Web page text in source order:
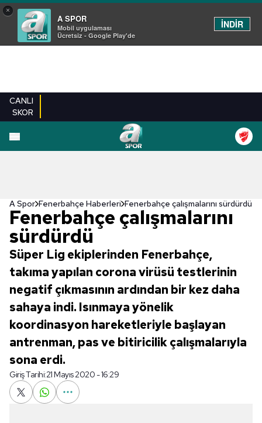
×
A SPOR
Mobil uygulaması
Ücretsiz - Google Play'de
İNDİR
CANLI
SKOR
A Spor Fenerbahçe Haberleri Fenerbahçe çalışmalarını sürdürdü
Fenerbahçe çalışmalarını
sürdürdü
Süper Lig ekiplerinden Fenerbahçe,
takıma yapılan corona virüsü testlerinin
negatif çıkmasının ardından bir kez daha
sahaya indi. Isınmaya yönelik
koordinasyon hareketleriyle başlayan
antrenman, pas ve bitiricilik çalışmalarıyla
sona erdi.
Giriş Tarihi:21 Mayıs 2020 - 16:29